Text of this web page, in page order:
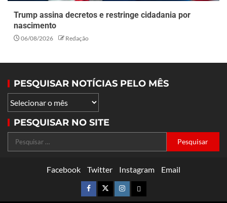
Trump assina decretos e restringe cidadania por
nascimento
06/08/2026 Redação
PESQUISAR NOTÍCIAS PELO MÊS
PESQUISAR NO SITE
Facebook Twitter Instagram Email